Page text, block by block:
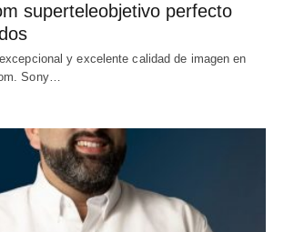
superteleobjetivo perfecto
y excelente calidad de imagen en
Sony…